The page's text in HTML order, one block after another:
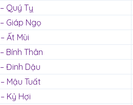
Quý Tỵ
Giáp Ngọ
Ất Mùi
Bính Thân
Đinh Dậu
Mậu Tuất
Kỷ Hợi